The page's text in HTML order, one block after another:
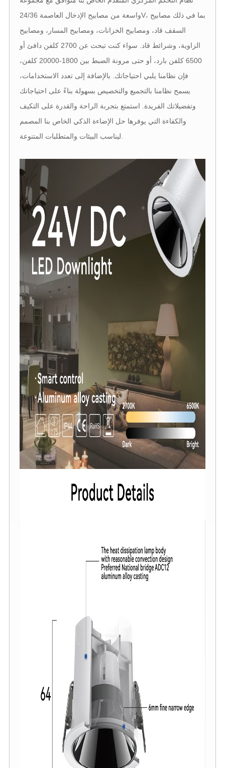
واسعة من مصابيح الإدخال العاصمة 24/36V، بما في ذلك مصابيح
السقف قاد، ومصابيح الخزانات، ومصابيح المسار، ومصابيح
الزاوية، وشرائط قاد. سواء كنت تبحث عن 2700 كلفن دافئ أو
6500 كلفن بارد، أو حتى مرونة الضبط بين 1800-20000 كلفن،
فإن نظامنا يلبي احتياجاتك. بالإضافة إلى تعدد الاستخدامات،
يسمح نظامنا بالتجميع والتخصيص بسهولة بناءً على احتياجاتك
وتفضيلاتك الفريدة. استمتع بتجربة الراحة والقدرة على التكيف
والكفاءة التي يوفرها حل الإضاءة الذكي الخاص بنا المصمم